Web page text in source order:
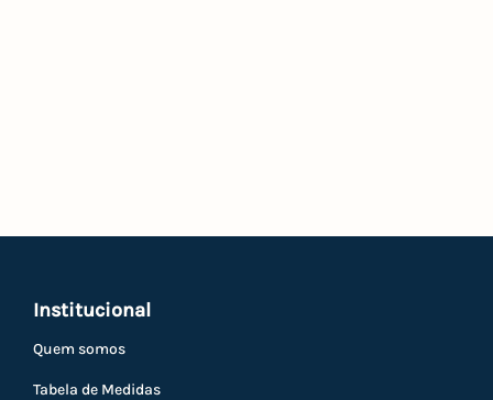
Institucional
Quem somos
Tabela de Medidas